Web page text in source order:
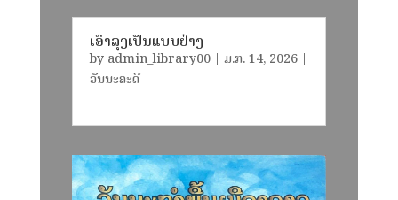
ເອົາລຸງເປັນແບບຢ່າງ
by admin_library00| ມ.ກ. 14, 2026|
ວັນນະຄະດີ